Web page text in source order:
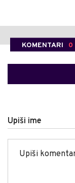
KOMENTARI 0
Upiši ime